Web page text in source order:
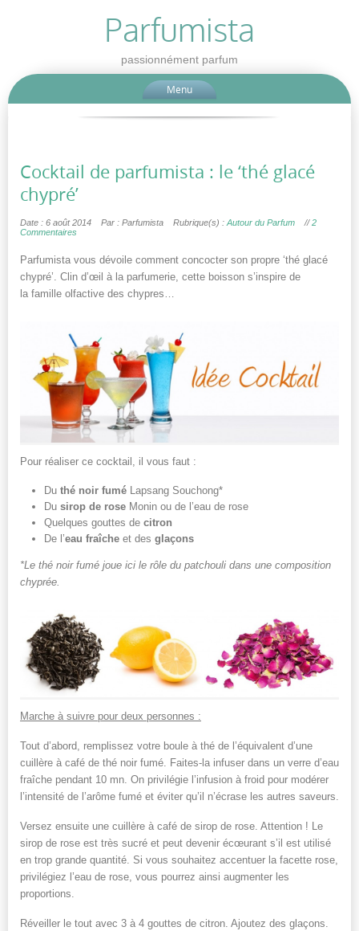
Parfumista
passionnément parfum
Menu
Cocktail de parfumista : le ‘thé glacé
chypré’
Date : 6 août 2014 Par : Parfumista Rubrique(s) :Autour du Parfum //2
Commentaires
Parfumista vous dévoile comment concocter son propre ‘thé glacé
chypré’. Clin d’œil à la parfumerie, cette boisson s’inspire de
la famille olfactive des chypres…
Pour réaliser ce cocktail, il vous faut :
Du thé noir fumé Lapsang Souchong*
Du sirop de rose Monin ou de l’eau de rose
Quelques gouttes de citron
De l’eau fraîche et des glaçons
*Le thé noir fumé joue ici le rôle du patchouli dans une composition
chyprée.
Marche à suivre pour deux personnes :
Tout d’abord, remplissez votre boule à thé de l’équivalent d’une
cuillère à café de thé noir fumé. Faites-la infuser dans un verre d’eau
fraîche pendant 10 mn. On privilégie l’infusion à froid pour modérer
l’intensité de l’arôme fumé et éviter qu’il n’écrase les autres saveurs.
Versez ensuite une cuillère à café de sirop de rose. Attention ! Le
sirop de rose est très sucré et peut devenir écœurant s’il est utilisé
en trop grande quantité. Si vous souhaitez accentuer la facette rose,
privilégiez l’eau de rose, vous pourrez ainsi augmenter les
proportions.
Réveiller le tout avec 3 à 4 gouttes de citron. Ajoutez des glaçons.